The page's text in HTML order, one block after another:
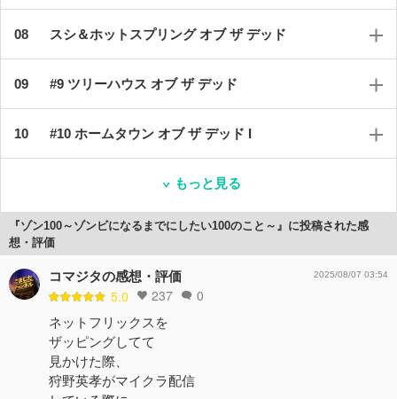
スシ＆ホットスプリング オブ ザ デッド
#9 ツリーハウス オブ ザ デッド
#10 ホームタウン オブ ザ デッド I
もっと見る
『ゾン100～ゾンビになるまでにしたい100のこと～』に投稿された感
想・評価
コマジタの感想・評価
5.0 237 0
2025/08/07 03:54
ネットフリックスを
ザッピングしてて
見かけた際、
狩野英孝がマイクラ配信